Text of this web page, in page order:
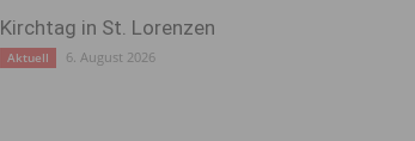
Kirchtag in St. Lorenzen
Aktuell 6. August 2026